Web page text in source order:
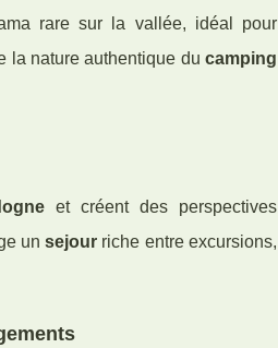
rare sur la vallée, idéal pour
la nature authentique ducamping
et créent des perspectives
unsejour riche entre excursions,